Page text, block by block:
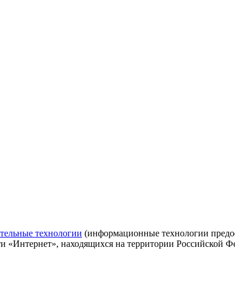
технологии (информационные технологии
«Интернет», находящихся на территории Российской